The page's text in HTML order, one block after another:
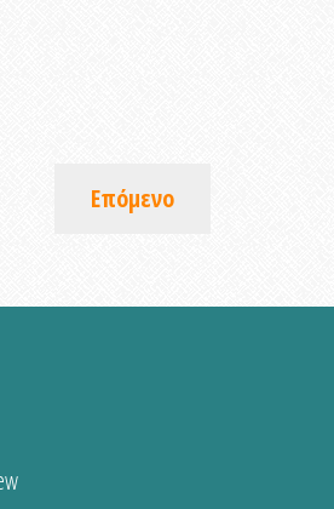
Επόμενο